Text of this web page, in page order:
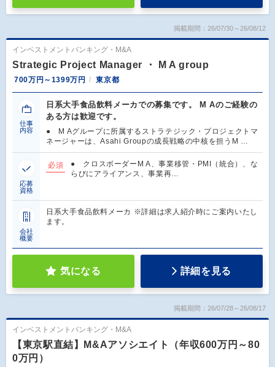
掲載期間：26/07/30～26/08/12
インベストメントバンキング・M&A
Strategic Project Manager ・ M A group
700万円～1399万円 東京都
仕事
内容
日系大手食品飲料メーカでの募集です。 M Aのご経験の
ある方は歓迎です。
● M Aグループに所属するストラテジック・プロジェクトマ
ネージャーは、Asahi Groupの成長戦略の中核を担うM …
応募
資格
必須
● クロスボーダーM A、事業移管・PMI（統合）、な
らびにアライアンス、事業再…
会社
概要
日系大手食品飲料メーカ ※詳細は求人紹介時にご案内いたし
ます。
気になる 詳細を見る
掲載期間：26/07/28～26/08/17
インベストメントバンキング・M&A
【東京駅直結】M&Aアソシエイト（年収600万円～80
0万円）